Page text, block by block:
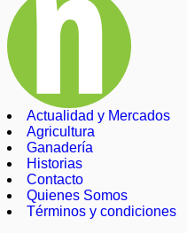
Actualidad y Mercados
Agricultura
Ganadería
Historias
Contacto
Quienes Somos
Términos y condiciones